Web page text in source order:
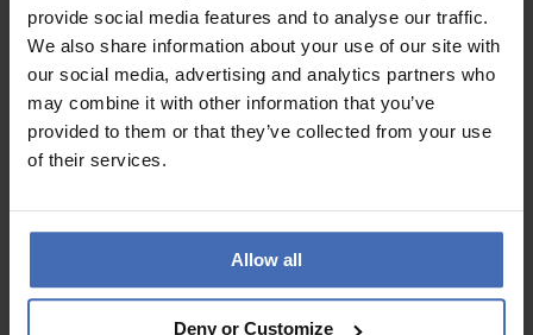
provide social media features and to analyse our traffic.
We also share information about your use of our site with
our social media, advertising and analytics partners who
may combine it with other information that you’ve
provided to them or that they’ve collected from your use
of their services.
Allow all
Deny or Customize
LOOK
VALEUR-PRIX
QUALITÉ
sehr gut